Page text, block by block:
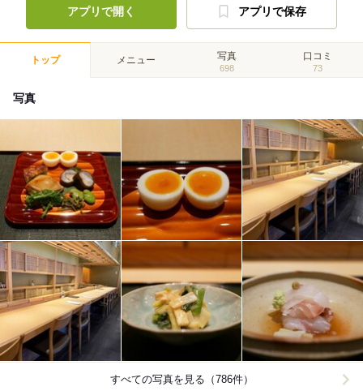
アプリで開く アプリで保存
トップ メニュー 写真
698
口コミ
73
写真
すべての写真を見る（786件）